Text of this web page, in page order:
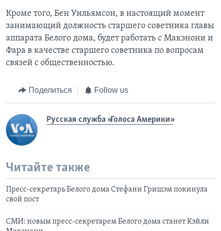
Кроме того, Бен Уильямсон, в настоящий момент
занимающий должность старшего советника главы
аппарата Белого дома, будет работать с Макэнони и
Фара в качестве старшего советника по вопросам
связей с общественностью.
Поделиться Follow us
Русская служба «Голоса Америки»
Читайте также
Пресс-секретарь Белого дома Стефани Гришэм покинула
свой пост
СМИ: новым пресс-секретарем Белого дома станет Кэйли